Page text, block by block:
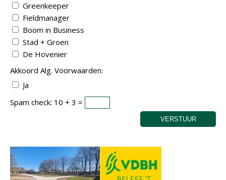
Greenkeeper
Fieldmanager
Boom in Business
Stad + Groen
De Hovenier
Akkoord Alg. Voorwaarden:
Ja
Spam check: 10 + 3 =